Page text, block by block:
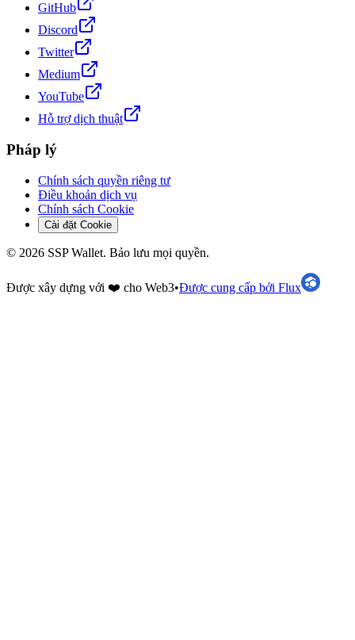
GitHub
Discord
Twitter
Medium
YouTube
Hỗ trợ dịch thuật
Pháp lý
Chính sách quyền riêng tư
Điều khoản dịch vụ
Chính sách Cookie
Cài đặt Cookie
© 2026 SSP Wallet. Bảo lưu mọi quyền.
Được xây dựng với ❤️ cho Web3•Được cung cấp bởi Flux